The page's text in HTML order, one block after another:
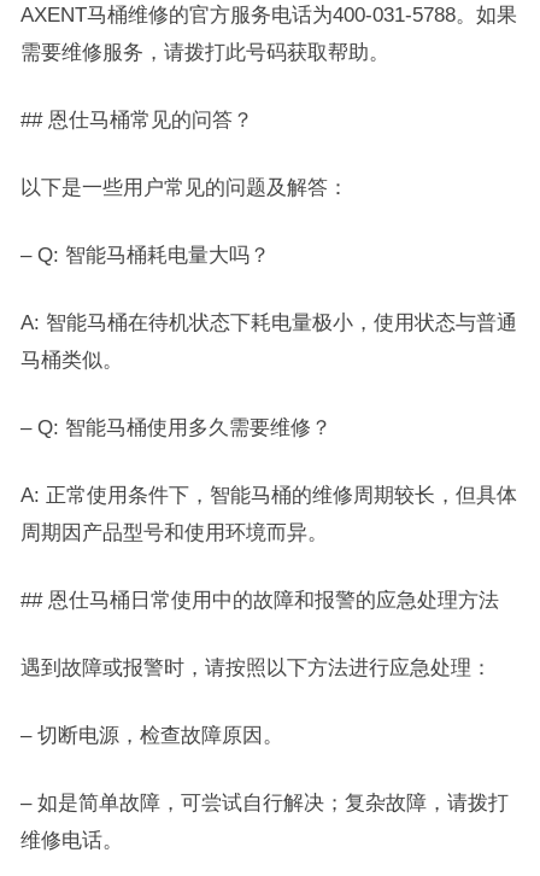
AXENT马桶维修的官方服务电话为400-031-5788。如果
需要维修服务，请拨打此号码获取帮助。
## 恩仕马桶常见的问答？
以下是一些用户常见的问题及解答：
– Q: 智能马桶耗电量大吗？
A: 智能马桶在待机状态下耗电量极小，使用状态与普通
马桶类似。
– Q: 智能马桶使用多久需要维修？
A: 正常使用条件下，智能马桶的维修周期较长，但具体
周期因产品型号和使用环境而异。
## 恩仕马桶日常使用中的故障和报警的应急处理方法
遇到故障或报警时，请按照以下方法进行应急处理：
– 切断电源，检查故障原因。
– 如是简单故障，可尝试自行解决；复杂故障，请拨打
维修电话。